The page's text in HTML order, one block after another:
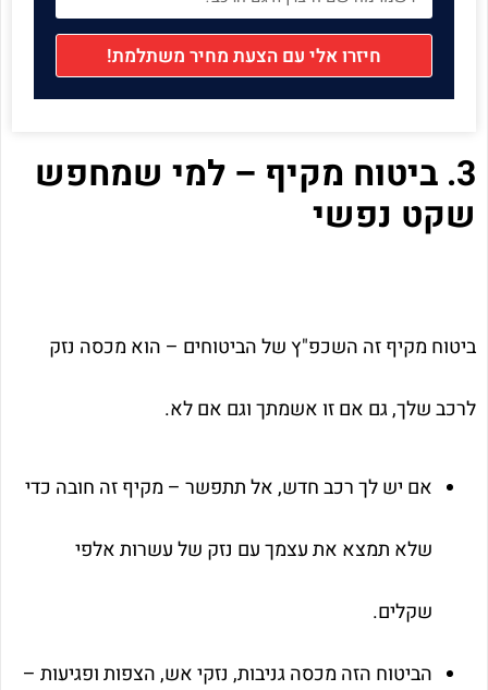
חיזרו אלי עם הצעת מחיר משתלמת!
3. ביטוח מקיף – למי שמחפש
שקט נפשי
ביטוח מקיף זה השכפ"ץ של הביטוחים – הוא מכסה נזק
לרכב שלך, גם אם זו אשמתך וגם אם לא.
אם יש לך רכב חדש, אל תתפשר – מקיף זה חובה כדי
שלא תמצא את עצמך עם נזק של עשרות אלפי
שקלים.
הביטוח הזה מכסה גניבות, נזקי אש, הצפות ופגיעות –